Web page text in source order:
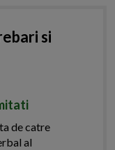
si
de catre
al